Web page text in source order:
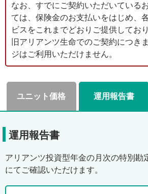
なお、すでにご契約いただいている
ては、保険金のお支払いをはじめ、
ビスをこれまでどおりご提供しており
旧アリアンツ生命でのご契約につき
ジはご利用いただけません。
ユニット価格 運用報告書
運用報告書
アリアンツ投資型年金の月次の特別勘
にてご確認いただけます。